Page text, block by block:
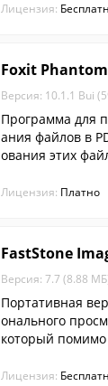
Лицензия:
Foxit
Версия: 10.1.1 Bui
Программа для
ания файлов в
ования этих
Лицензия: Платно
FastStone
Версия: 7.7 (8.88
Портативная
онального
который помимо
тинки....
Лицензия: